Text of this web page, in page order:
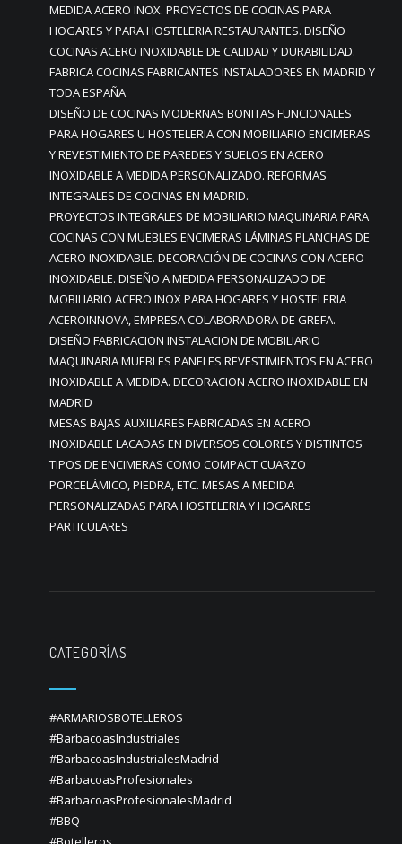
MEDIDA ACERO INOX. PROYECTOS DE COCINAS PARA
HOGARES Y PARA HOSTELERIA RESTAURANTES. DISEÑO
COCINAS ACERO INOXIDABLE DE CALIDAD Y DURABILIDAD.
FABRICA COCINAS FABRICANTES INSTALADORES EN MADRID Y
TODA ESPAÑA
DISEÑO DE COCINAS MODERNAS BONITAS FUNCIONALES
PARA HOGARES U HOSTELERIA CON MOBILIARIO ENCIMERAS
Y REVESTIMIENTO DE PAREDES Y SUELOS EN ACERO
INOXIDABLE A MEDIDA PERSONALIZADO. REFORMAS
INTEGRALES DE COCINAS EN MADRID.
PROYECTOS INTEGRALES DE MOBILIARIO MAQUINARIA PARA
COCINAS CON MUEBLES ENCIMERAS LÁMINAS PLANCHAS DE
ACERO INOXIDABLE. DECORACIÓN DE COCINAS CON ACERO
INOXIDABLE. DISEÑO A MEDIDA PERSONALIZADO DE
MOBILIARIO ACERO INOX PARA HOGARES Y HOSTELERIA
ACEROINNOVA, EMPRESA COLABORADORA DE GREFA.
DISEÑO FABRICACION INSTALACION DE MOBILIARIO
MAQUINARIA MUEBLES PANELES REVESTIMIENTOS EN ACERO
INOXIDABLE A MEDIDA. DECORACION ACERO INOXIDABLE EN
MADRID
MESAS BAJAS AUXILIARES FABRICADAS EN ACERO
INOXIDABLE LACADAS EN DIVERSOS COLORES Y DISTINTOS
TIPOS DE ENCIMERAS COMO COMPACT CUARZO
PORCELÁMICO, PIEDRA, ETC. MESAS A MEDIDA
PERSONALIZADAS PARA HOSTELERIA Y HOGARES
PARTICULARES
CATEGORÍAS
#ARMARIOSBOTELLEROS
#BarbacoasIndustriales
#BarbacoasIndustrialesMadrid
#BarbacoasProfesionales
#BarbacoasProfesionalesMadrid
#BBQ